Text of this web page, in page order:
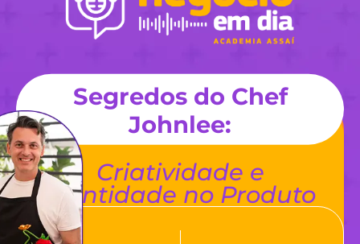
Segredos do Chef
Johnlee:
Criatividade e
Identidade no Produto